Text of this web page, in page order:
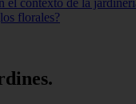
florales?